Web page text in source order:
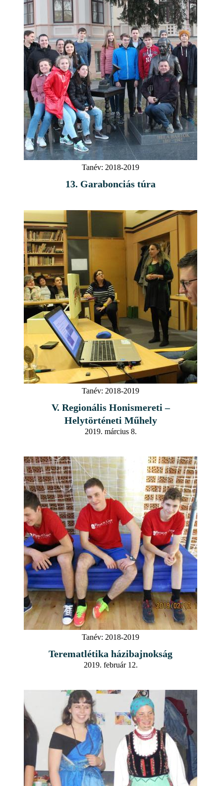
Tanév: 2018-2019
13. Garabonciás túra
Tanév: 2018-2019
V. Regionális Honismereti –
Helytörténeti Műhely
2019. március 8.
Tanév: 2018-2019
Terematlétika házibajnokság
2019. február 12.